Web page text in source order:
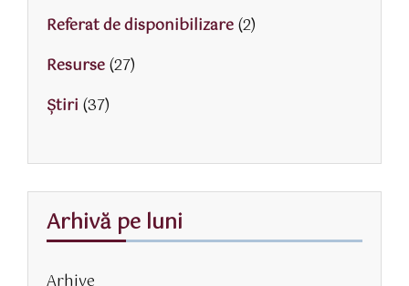
Referat de disponibilizare(2)
Resurse(27)
Știri (37)
Arhivă pe luni